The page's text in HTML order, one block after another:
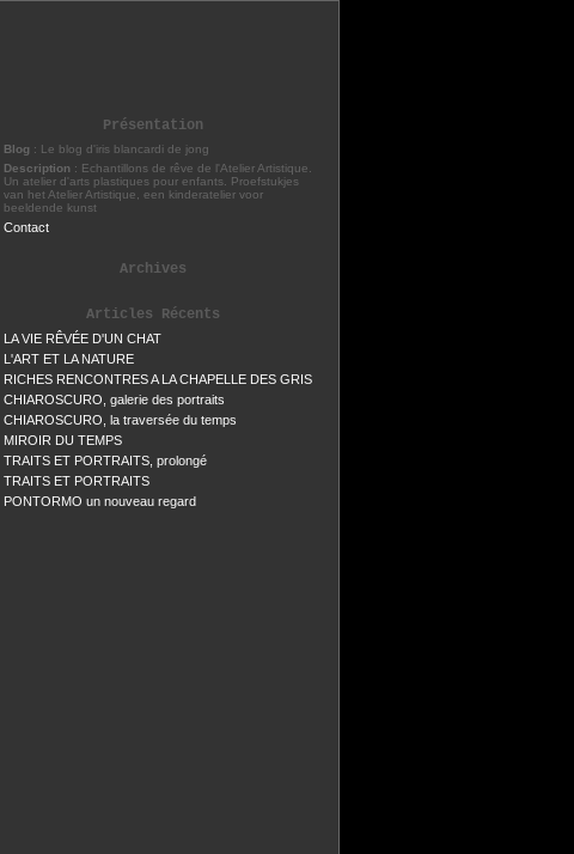
Présentation
Blog : Le blog d'iris blancardi de jong
Description : Echantillons de rêve de l'Atelier Artistique.
Un atelier d'arts plastiques pour enfants. Proefstukjes
van het Atelier Artistique, een kinderatelier voor
beeldende kunst
Contact
Archives
Articles Récents
LA VIE RÊVÉE D'UN CHAT
L'ART ET LA NATURE
RICHES RENCONTRES A LA CHAPELLE DES GRIS
CHIAROSCURO, galerie des portraits
CHIAROSCURO, la traversée du temps
MIROIR DU TEMPS
TRAITS ET PORTRAITS, prolongé
TRAITS ET PORTRAITS
PONTORMO un nouveau regard